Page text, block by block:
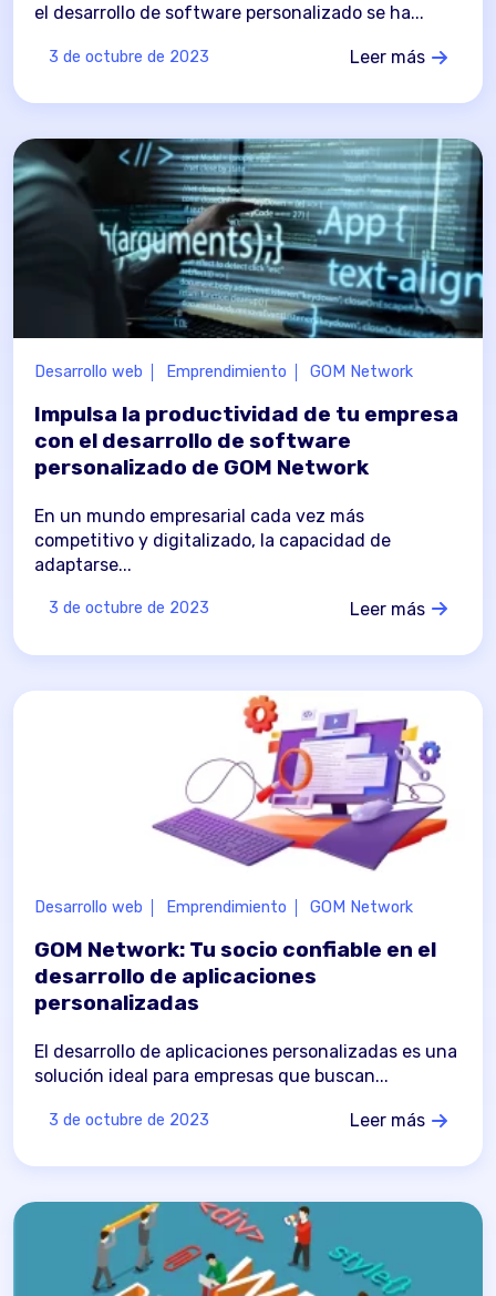
el desarrollo de software personalizado se ha...
3 de octubre de 2023 Leer más
Desarrollo web Emprendimiento GOM Network
Impulsa la productividad de tu empresa
con el desarrollo de software
personalizado de GOM Network
En un mundo empresarial cada vez más
competitivo y digitalizado, la capacidad de
adaptarse...
3 de octubre de 2023 Leer más
Desarrollo web Emprendimiento GOM Network
GOM Network: Tu socio confiable en el
desarrollo de aplicaciones
personalizadas
El desarrollo de aplicaciones personalizadas es una
solución ideal para empresas que buscan...
3 de octubre de 2023 Leer más